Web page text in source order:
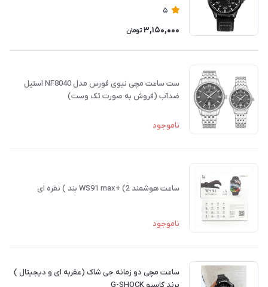
5
3,150,000 تومان
ست ساعت مچی نیوی فورس مدل NF8040 استیل
ضدآب (فروش به صورت تک وست)
ناموجود
ساعت هوشمند WS91 max+ (2 بند ) نقره ای
ناموجود
ساعت مچی دو زمانه جی شاک (عقربه ای و دیجیتال )
برند کاسیو G-SHOCK